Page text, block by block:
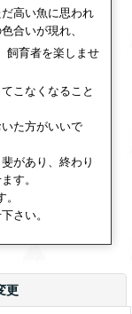
高い魚に思われ
合いが現れ、
飼育者を楽しませ
こなくなること
た方がいいで
があり、終わり
す。
さい。
更